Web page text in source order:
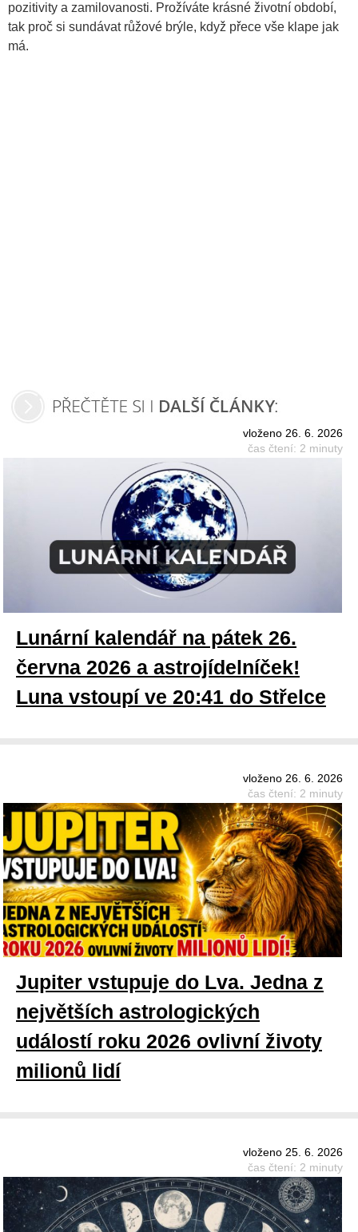
pozitivity a zamilovanosti. Prožíváte krásné životní období,
tak proč si sundávat růžové brýle, když přece vše klape jak
má.
vloženo 26. 6. 2026
čas čtení: 2 minuty
Lunární kalendář na pátek 26.
června 2026 a astrojídelníček!
Luna vstoupí ve 20:41 do Střelce
vloženo 26. 6. 2026
čas čtení: 2 minuty
Jupiter vstupuje do Lva. Jedna z
největších astrologických
událostí roku 2026 ovlivní životy
milionů lidí
vloženo 25. 6. 2026
čas čtení: 2 minuty